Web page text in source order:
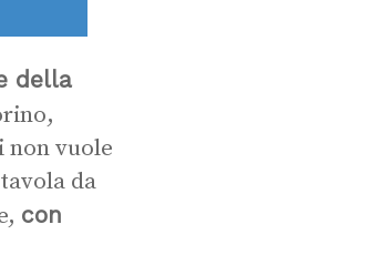
della
non vuole
da
con